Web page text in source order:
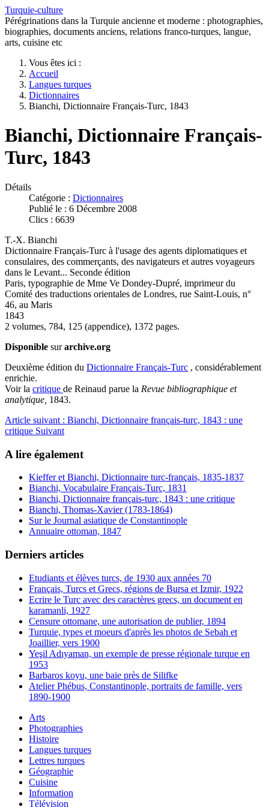
Turquie-culture
Pérégrinations dans la Turquie ancienne et moderne : photographies,
biographies, documents anciens, relations franco-turques, langue,
arts, cuisine etc
Vous êtes ici :
Accueil
Langues turques
Dictionnaires
Bianchi, Dictionnaire Français-Turc, 1843
Bianchi, Dictionnaire Français-
Turc, 1843
Détails
Catégorie : Dictionnaires
Publié le : 6 Décembre 2008
Clics : 6639
T.-X. Bianchi
Dictionnaire Français-Turc à l'usage des agents diplomatiques et
consulaires, des commerçants, des navigateurs et autres voyageurs
dans le Levant... Seconde édition
Paris, typographie de Mme Ve Dondey-Dupré, imprimeur du
Comité des traductions orientales de Londres, rue Saint-Louis, n°
46, au Maris
1843
2 volumes, 784, 125 (appendice), 1372 pages.
Disponible surarchive.org
Deuxième édition du Dictionnaire Français-Turc , considérablement
enrichie.
Voir la critique de Reinaud parue la Revue bibliographique et
analytique, 1843.
Article suivant : Bianchi, Dictionnaire français-turc, 1843 : une
critique Suivant
A lire également
Kieffer et Bianchi, Dictionnaire turc-français, 1835-1837
Bianchi, Vocabulaire Français-Turc, 1831
Bianchi, Dictionnaire français-turc, 1843 : une critique
Bianchi, Thomas-Xavier (1783-1864)
Sur le Journal asiatique de Constantinople
Annuaire ottoman, 1847
Derniers articles
Etudiants et élèves turcs, de 1930 aux années 70
Français, Turcs et Grecs, régions de Bursa et Izmir, 1922
Ecrire le Turc avec des caractères grecs, un document en
karamanli, 1927
Censure ottomane, une autorisation de publier, 1894
Turquie, types et moeurs d'après les photos de Sebah et
Joaillier, vers 1900
Yeşil Adıyaman, un exemple de presse régionale turque en
1953
Barbaros koyu, une baie près de Silifke
Atelier Phébus, Constantinople, portraits de famille, vers
1890-1900
Arts
Photographies
Histoire
Langues turques
Lettres turques
Géographie
Cuisine
Information
Télévision